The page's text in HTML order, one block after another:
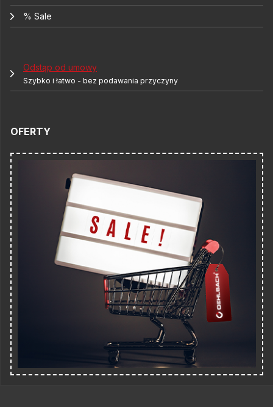
% Sale
Odstąp od umowy
Szybko i łatwo - bez podawania przyczyny
OFERTY